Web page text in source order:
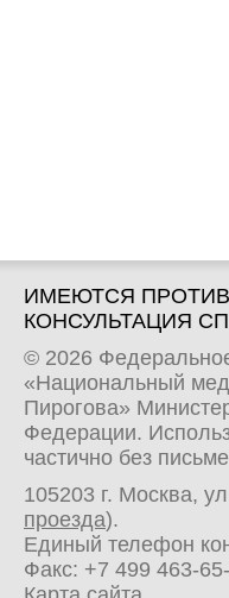
ИМЕЮТСЯ
КОНСУЛЬТАЦИЯ
© 2026
«Национальный
Пирогова»
Федерации.
частично без
105203 г. Москва,
проезда).
Единый телефон
Факс: +7 499 463-